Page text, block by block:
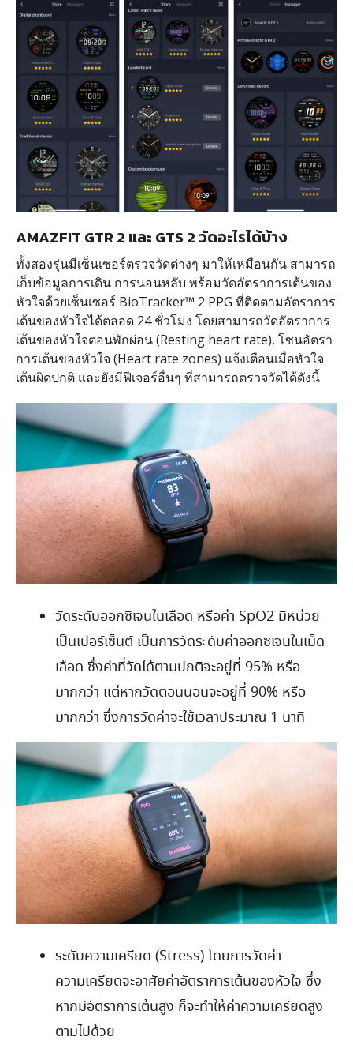
AMAZFIT GTR 2 และ GTS 2 วัดอะไรได้บ้าง
ทั้งสองรุ่นมีเซ็นเซอร์ตรวจวัดต่างๆ มาให้เหมือนกัน สามารถ
เก็บข้อมูลการเดิน การนอนหลับ พร้อมวัดอัตราการเต้นของ
หัวใจด้วยเซ็นเซอร์ BioTracker™ 2 PPG ที่ติดตามอัตราการ
เต้นของหัวใจได้ตลอด 24 ชั่วโมง โดยสามารถวัดอัตราการ
เต้นของหัวใจตอนพักผ่อน (Resting heart rate), โซนอัตรา
การเต้นของหัวใจ (Heart rate zones) แจ้งเตือนเมื่อหัวใจ
เต้นผิดปกติ และยังมีฟีเจอร์อื่นๆ ที่สามารถตรวจวัดได้ดังนี้
วัดระดับออกซิเจนในเลือด หรือค่า SpO2 มีหน่วย
เป็นเปอร์เซ็นต์ เป็นการวัดระดับค่าออกซิเจนในเม็ด
เลือด ซึ่งค่าที่วัดได้ตามปกติจะอยู่ที่ 95% หรือ
มากกว่า แต่หากวัดตอนนอนจะอยู่ที่ 90% หรือ
มากกว่า ซึ่งการวัดค่าจะใช้เวลาประมาณ 1 นาที
ระดับความเครียด (Stress) โดยการวัดค่า
ความเครียดจะอาศัยค่าอัตราการเต้นของหัวใจ ซึ่ง
หากมีอัตราการเต้นสูง ก็จะทำให้ค่าความเครียดสูง
ตามไปด้วย